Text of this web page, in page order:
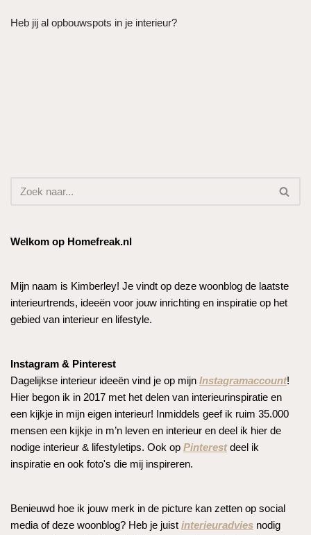
Heb jij al opbouwspots in je interieur?
Welkom op Homefreak.nl
Mijn naam is Kimberley! Je vindt op deze woonblog de laatste
interieurtrends, ideeën voor jouw inrichting en inspiratie op het
gebied van interieur en lifestyle.
Instagram & Pinterest
Dagelijkse interieur ideeën vind je op mijn Instagramaccount!
Hier begon ik in 2017 met het delen van interieurinspiratie en
een kijkje in mijn eigen interieur! Inmiddels geef ik ruim 35.000
mensen een kijkje in m’n leven en interieur en deel ik hier de
nodige interieur & lifestyletips. Ook op Pinterestdeel ik
inspiratie en ook foto's die mij inspireren.
Benieuwd hoe ik jouw merk in de picture kan zetten op social
media of deze woonblog? Heb je juist interieuradvies nodig